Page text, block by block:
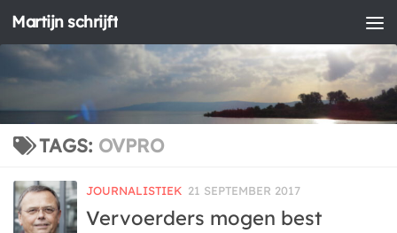
Doorgaan naar inhoud
Martijn schrijft
TAGS: OVPRO
JOURNALISTIEK 21 SEPTEMBER 2017
Vervoerders mogen best